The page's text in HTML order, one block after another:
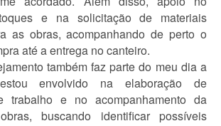
e na solicitação de materiais
as obras, acompanhando de perto o
até a entrega no canteiro.
também faz parte do meu dia a
envolvido na elaboração de
trabalho e no acompanhamento da
buscando identificar possíveis